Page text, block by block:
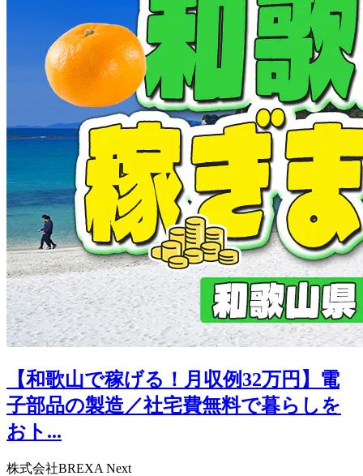
【和歌山で稼げる！月収例32万円】電
子部品の製造／社宅費無料で暮らしを
おト...
株式会社BREXA Next